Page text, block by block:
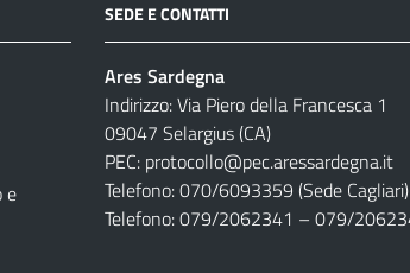
e
SEDE E CONTATTI
Ares Sardegna
Indirizzo: Via Piero della Francesca 1
09047 Selargius (CA)
PEC: protocollo@pec.aressardegna.it
Telefono: 070/6093359 (Sede Cagliari)
Telefono: 079/2062341 – 079/